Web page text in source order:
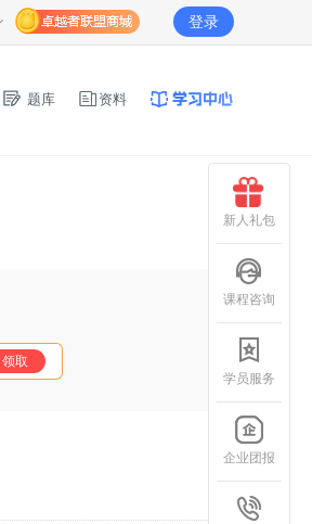
登录
题库 资料
领取
新人礼包
课程咨询
学员服务
企业团报